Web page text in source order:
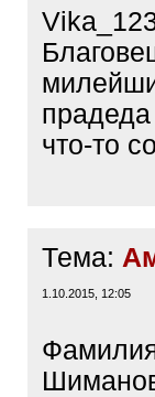
что-то
Тема:
1.10.2015, 12:05